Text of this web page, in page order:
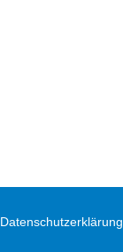
Datenschutzerklärung